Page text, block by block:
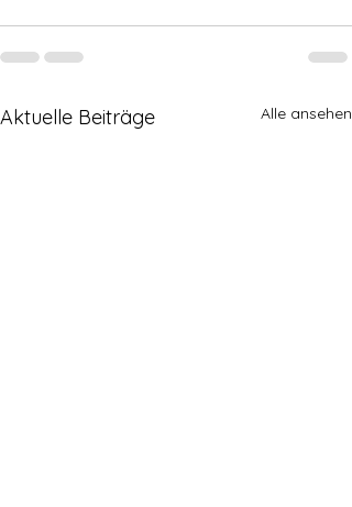
Aktuelle Beiträge Alle ansehen